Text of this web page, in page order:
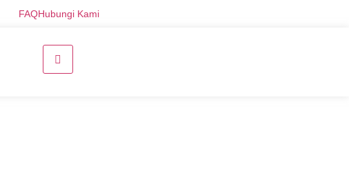
FAQHubungi Kami